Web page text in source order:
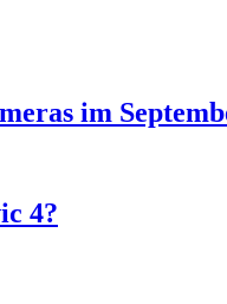
im
4?